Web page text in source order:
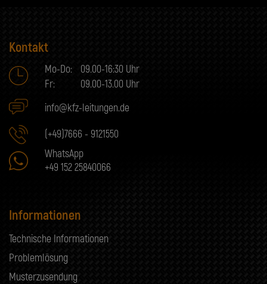
Kontakt
Mo-Do:
09.00-16:30 Uhr
Fr:
09.00-13.00 Uhr
info@kfz-leitungen.de
(+49)7666 - 9121550
WhatsApp
+49 152 25840066
Informationen
Technische Informationen
Problemlösung
Musterzusendung